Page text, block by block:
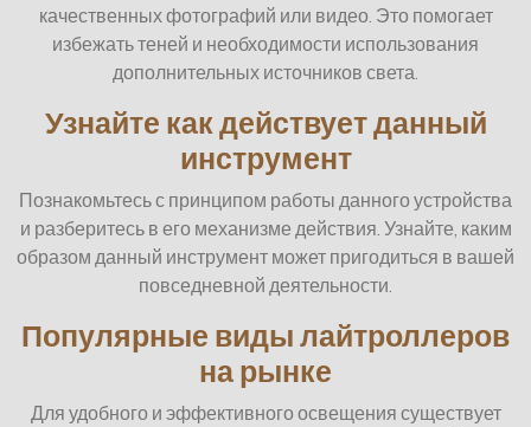
качественных фотографий или видео. Это помогает
избежать теней и необходимости использования
дополнительных источников света.
Узнайте как действует данный
инструмент
Познакомьтесь с принципом работы данного устройства
и разберитесь в его механизме действия. Узнайте, каким
образом данный инструмент может пригодиться в вашей
повседневной деятельности.
Популярные виды лайтроллеров
на рынке
Для удобного и эффективного освещения существует